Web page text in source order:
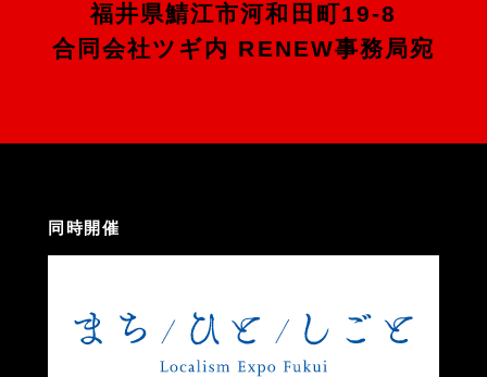
福井県鯖江市河和田町19-8
合同会社ツギ内 RENEW事務局宛
同時開催